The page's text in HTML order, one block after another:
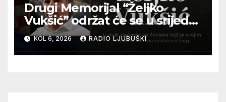
Drugi Memorijal “Željko
Vukšić” održat će se u srijedu
12. kolovoza u Otoku
KOL 6, 2026 RADIO LJUBUŠKI